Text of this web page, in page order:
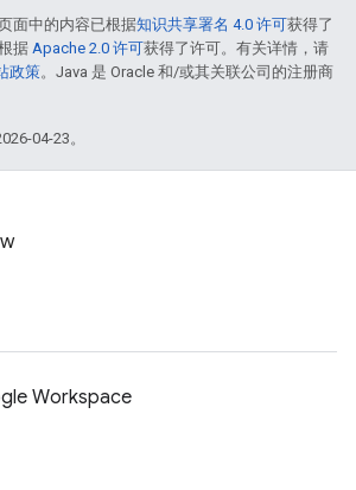
面中的内容已根据知识共享署名 4.0 许可获得了
据 Apache 2.0 许可获得了许可。有关详情，请
政策。Java 是 Oracle 和/或其关联公司的注册商
04-23。
Workspace